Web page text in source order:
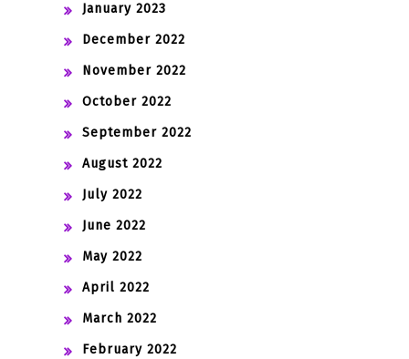
January 2023
December 2022
November 2022
October 2022
September 2022
August 2022
July 2022
June 2022
May 2022
April 2022
March 2022
February 2022